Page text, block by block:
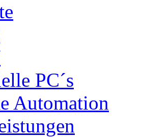
PC´s
Automation